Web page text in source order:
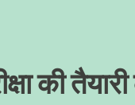
अद्भुत कारीगरी
किया जाता है । इन्हें
की